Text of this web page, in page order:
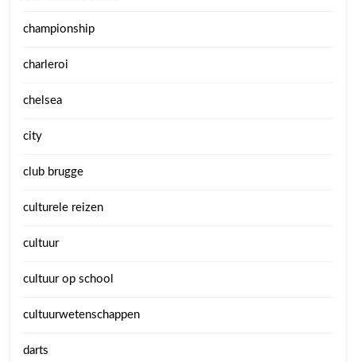
championship
charleroi
chelsea
city
club brugge
culturele reizen
cultuur
cultuur op school
cultuurwetenschappen
darts